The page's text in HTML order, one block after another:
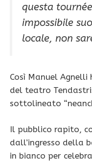
questa
impossibile
locale, non
Così Manuel
del teatro
sottolineato
Il pubblico rapito,
dall’ingresso della
in bianco per